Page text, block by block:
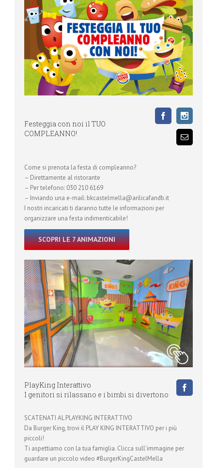
Festeggia con noi il TUO
COMPLEANNO!
Come si prenota la festa di compleanno?
– Direttamente al ristorante
– Per telefono: 030 210 6169
– Inviando una e-mail: bkcastelmella@arilicafandb.it
I nostri incaricati ti daranno tutte le informazioni per
organizzare una festa indimenticabile!
SCOPRI LE 7 ANIMAZIONI
PlayKing Interattivo
I genitori si rilassano e i bimbi si divertono
SCATENATI AL PLAYKING INTERATTIVO
Da Burger King, trovi il PLAY KING INTERATTIVO per i più
piccoli!
Ti aspettiamo con la tua famiglia. Clicca sull’immagine per
guardare un piccolo video #BurgerKingCastelMella